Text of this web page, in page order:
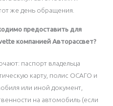
же день обращения.
предоставить для
компанией Авторассвет?
паспорт владельца
карту, полис ОСАГО и
или иной документ,
на автомобиль (если